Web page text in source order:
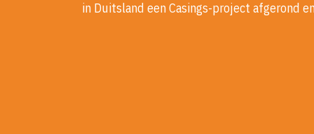
in Duitsland een Casings-project afgerond